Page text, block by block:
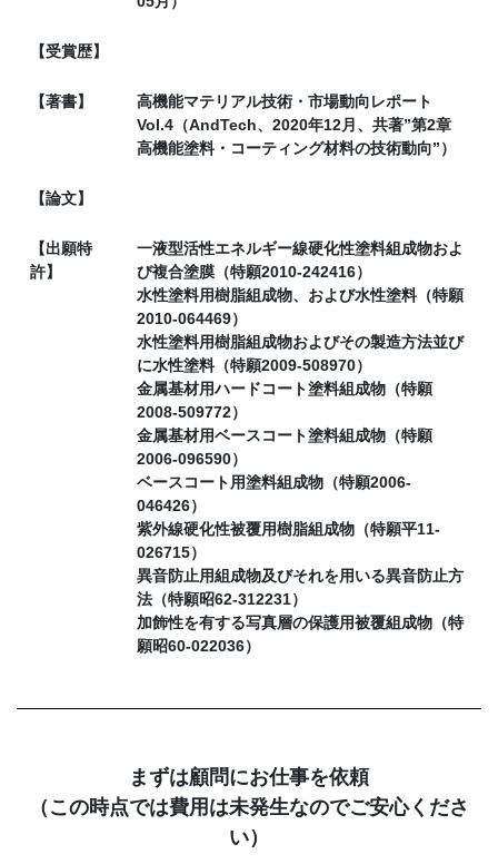
【受賞歴】
【著書】
高機能マテリアル技術・市場動向レポート
Vol.4（AndTech、2020年12月、共著”第2章
高機能塗料・コーティング材料の技術動向”）
【論文】
【出願特
許】
一液型活性エネルギー線硬化性塗料組成物およ
び複合塗膜（特願2010-242416）
水性塗料用樹脂組成物、および水性塗料（特願
2010-064469）
水性塗料用樹脂組成物およびその製造方法並び
に水性塗料（特願2009-508970）
金属基材用ハードコート塗料組成物（特願
2008-509772）
金属基材用ベースコート塗料組成物（特願
2006-096590）
ベースコート用塗料組成物（特願2006-
046426）
紫外線硬化性被覆用樹脂組成物（特願平11-
026715）
異音防止用組成物及びそれを用いる異音防止方
法（特願昭62-312231）
加飾性を有する写真層の保護用被覆組成物（特
願昭60-022036）
まずは顧問にお仕事を依頼
（この時点では費用は未発生なのでご安心くださ
い）